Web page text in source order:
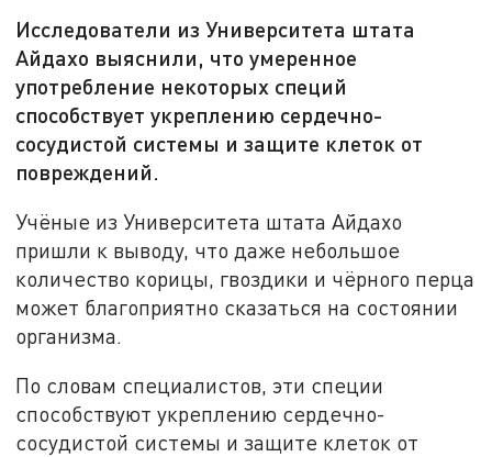
Исследователи из Университета штата
Айдахо выяснили, что умеренное
употребление некоторых специй
способствует укреплению сердечно-
сосудистой системы и защите клеток от
повреждений.
Учёные из Университета штата Айдахо
пришли к выводу, что даже небольшое
количество корицы, гвоздики и чёрного перца
может благоприятно сказаться на состоянии
организма.
По словам специалистов, эти специи
способствуют укреплению сердечно-
сосудистой системы и защите клеток от